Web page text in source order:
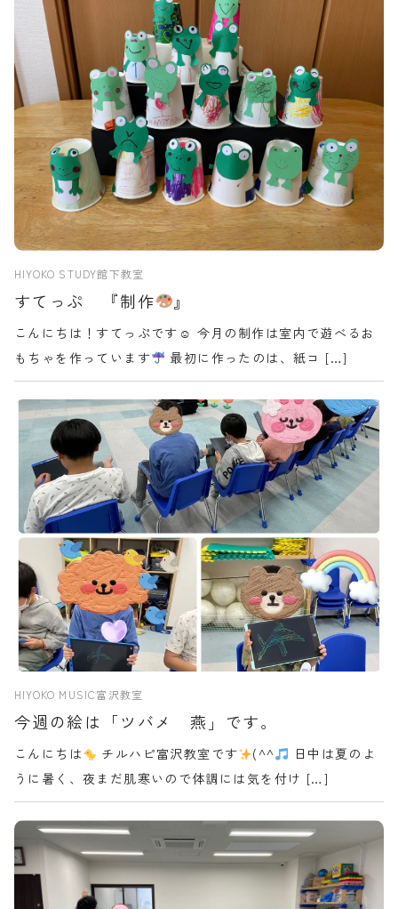
HIYOKO STUDY館下教室
すてっぷ 『制作 』
こんにちは！すてっぷです☺ 今月の制作は室内で遊べるお
もちゃを作っています
最初に作ったのは、紙コ […]
HIYOKO MUSIC富沢教室
今週の絵は「ツバメ 燕」です。
こんにちは チルハピ富沢教室です (^^
日中は夏のよ
うに暑く、夜まだ肌寒いので体調には気を付け […]